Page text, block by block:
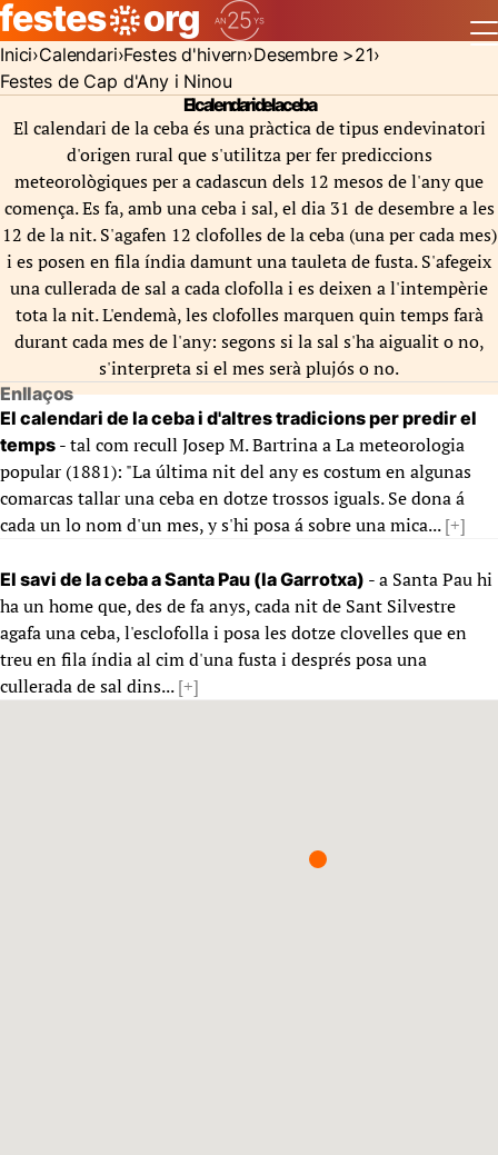
Inici Calendari Festes d'hivern Desembre >21
Festes de Cap d'Any i Ninou
El calendari de la ceba
El calendari de la ceba és una pràctica de tipus endevinatori
d'origen rural que s'utilitza per fer prediccions
meteorològiques per a cadascun dels 12 mesos de l'any que
comença. Es fa, amb una ceba i sal, el dia 31 de desembre a les
12 de la nit. S'agafen 12 clofolles de la ceba (una per cada mes)
i es posen en fila índia damunt una tauleta de fusta. S'afegeix
una cullerada de sal a cada clofolla i es deixen a l'intempèrie
tota la nit. L'endemà, les clofolles marquen quin temps farà
durant cada mes de l'any: segons si la sal s'ha aigualit o no,
s'interpreta si el mes serà plujós o no.
Enllaços
El calendari de la ceba i d'altres tradicions per predir el
temps - tal com recull Josep M. Bartrina a La meteorologia
popular (1881): "La última nit del any es costum en algunas
comarcas tallar una ceba en dotze trossos iguals. Se dona á
cada un lo nom d'un mes, y s'hi posa á sobre una mica...[+]
El savi de la ceba a Santa Pau (la Garrotxa) - a Santa Pau hi
ha un home que, des de fa anys, cada nit de Sant Silvestre
agafa una ceba, l'esclofolla i posa les dotze clovelles que en
treu en fila índia al cim d'una fusta i després posa una
cullerada de sal dins...[+]